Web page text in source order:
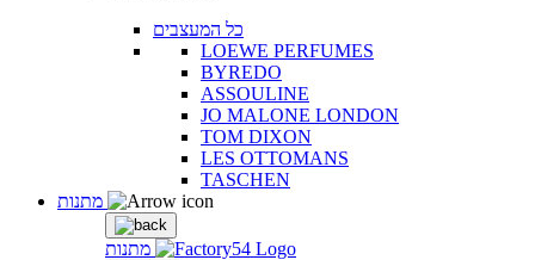
כל המעצבים
LOEWE PERFUMES
BYREDO
ASSOULINE
JO MALONE LONDON
TOM DIXON
LES OTTOMANS
TASCHEN
מתנות